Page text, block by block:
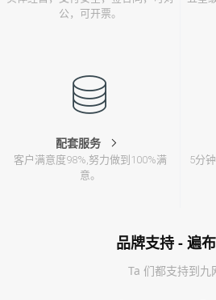
公，可开票。
配套服务
客户满意度98%,努力做到100%满
意。
5分
品牌支持 - 遍
Ta 们都支持到九